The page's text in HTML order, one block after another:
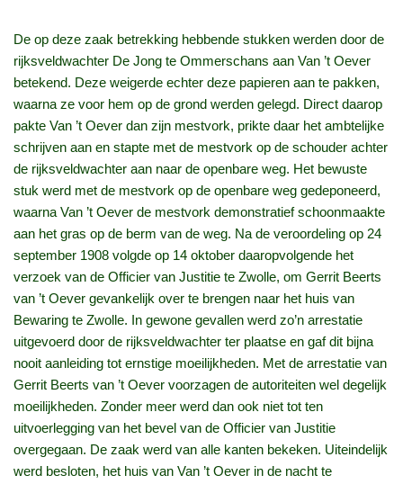
De op deze zaak betrekking hebbende stukken werden door de
rijksveldwachter De Jong te Ommerschans aan Van ’t Oever
betekend. Deze weigerde echter deze papieren aan te pakken,
waarna ze voor hem op de grond werden gelegd. Direct daarop
pakte Van ’t Oever dan zijn mestvork, prikte daar het ambtelijke
schrijven aan en stapte met de mestvork op de schouder achter
de rijksveldwachter aan naar de openbare weg. Het bewuste
stuk werd met de mestvork op de openbare weg gedeponeerd,
waarna Van ’t Oever de mestvork demonstratief schoonmaakte
aan het gras op de berm van de weg. Na de veroordeling op 24
september 1908 volgde op 14 oktober daaropvolgende het
verzoek van de Officier van Justitie te Zwolle, om Gerrit Beerts
van ’t Oever gevankelijk over te brengen naar het huis van
Bewaring te Zwolle. In gewone gevallen werd zo’n arrestatie
uitgevoerd door de rijksveldwachter ter plaatse en gaf dit bijna
nooit aanleiding tot ernstige moeilijkheden. Met de arrestatie van
Gerrit Beerts van ’t Oever voorzagen de autoriteiten wel degelijk
moeilijkheden. Zonder meer werd dan ook niet tot ten
uitvoerlegging van het bevel van de Officier van Justitie
overgegaan. De zaak werd van alle kanten bekeken. Uiteindelijk
werd besloten, het huis van Van ’t Oever in de nacht te